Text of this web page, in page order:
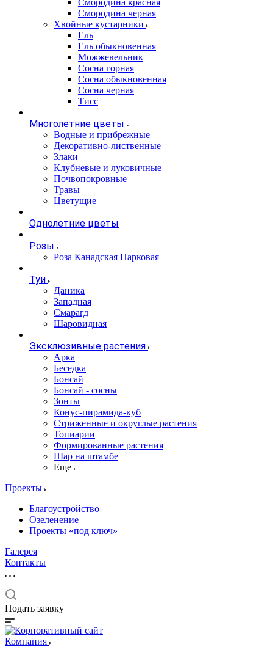
Смородина красная
Смородина черная
Хвойные кустарники
Ель
Ель обыкновенная
Можжевельник
Сосна горная
Сосна обыкновенная
Сосна черная
Тисс
Многолетние цветы
Водные и прибрежные
Декоративно-лиственные
Злаки
Клубневые и луковичные
Почвопокровные
Травы
Цветущие
Однолетние цветы
Розы
Роза Канадская Парковая
Туи
Даника
Западная
Смарагд
Шаровидная
Эксклюзивные растения
Арка
Беседка
Бонсай
Бонсай - сосны
Зонты
Конус-пирамида-куб
Стриженные и округлые растения
Топиарии
Формированные растения
Шар на штамбе
Еще
Проекты
Благоустройство
Озеленение
Проекты «под ключ»
Галерея
Контакты
Подать заявку
Компания